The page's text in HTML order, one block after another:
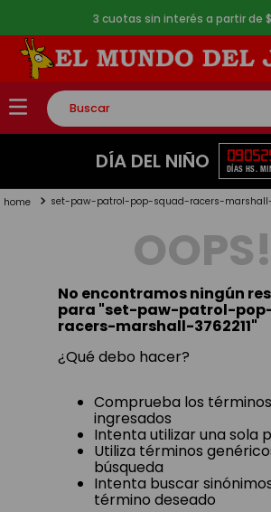
3 cuotas sin interés a partir de
Buscar
TÉRMINOS MÁS BUSCADOS
2.
lego
toy story
DÍA DEL NIÑO 09
DÍAS
05
HS.
set-paw-patrol-pop-squad-racers-marshall-
OOPS!
No encontramos ningún
para "set-paw-patrol-
racers-marshall-3762211"
¿Qué debo hacer?
Comprueba los términos
ingresados
Intenta utilizar una sola
Utiliza términos
búsqueda
Intenta buscar
término deseado